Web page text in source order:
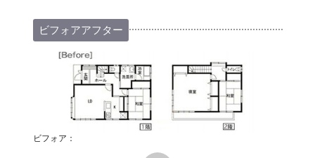
ビフォアアフター
ビフォア：